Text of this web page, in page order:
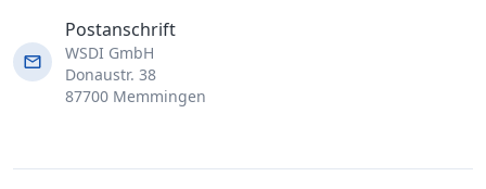
Postanschrift
WSDI GmbH
Donaustr. 38
87700 Memmingen